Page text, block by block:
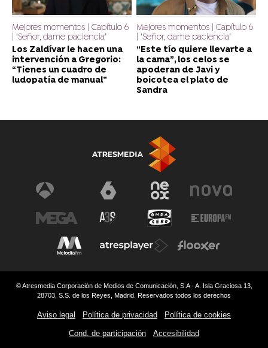
Mejores momentos | Capítulo 6
| ‘Señor, dame paciencia’
Los Zaldívar le hacen una
intervención a Gregorio:
“Tienes un cuadro de
ludopatía de manual”
Mejores momentos | Capítulo 6
| ‘Señor, dame paciencia’
“Este tío quiere llevarte a
la cama”, los celos se
apoderan de Javi y
boicotea el plato de
Sandra
© Atresmedia Corporación de Medios de Comunicación, S.A - A. Isla Graciosa 13,
28703, S.S. de los Reyes, Madrid. Reservados todos los derechos
Aviso legal Política de privacidad Política de cookies
Cond. de participación Accesibilidad